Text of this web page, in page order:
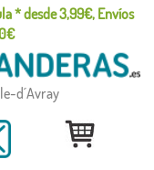
* desde 3,99€, Envíos
d´Avray